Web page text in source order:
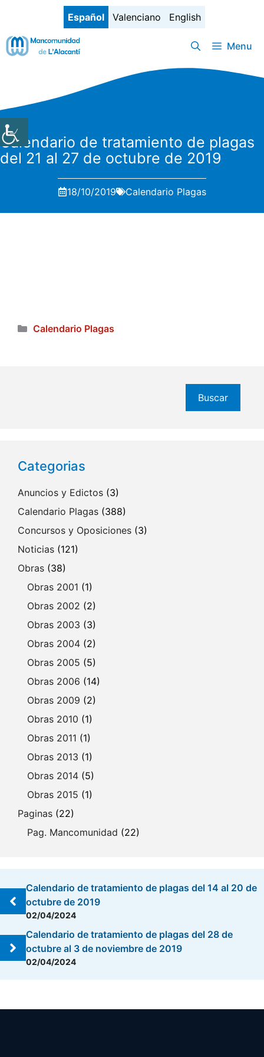
contenido
Español Valenciano English
Menu
Calendario de tratamiento de plagas
del 21 al 27 de octubre de 2019
18/10/2019 Calendario Plagas
Categorías
Calendario Plagas
Buscar
Categorias
Anuncios y Edictos (3)
Calendario Plagas (388)
Concursos y Oposiciones (3)
Noticias (121)
Obras (38)
Obras 2001 (1)
Obras 2002 (2)
Obras 2003 (3)
Obras 2004 (2)
Obras 2005 (5)
Obras 2006 (14)
Obras 2009 (2)
Obras 2010 (1)
Obras 2011 (1)
Obras 2013 (1)
Obras 2014 (5)
Obras 2015 (1)
Paginas (22)
Pag. Mancomunidad (22)
Calendario de tratamiento de plagas del 14 al 20 de
octubre de 2019
02/04/2024
Calendario de tratamiento de plagas del 28 de
octubre al 3 de noviembre de 2019
02/04/2024